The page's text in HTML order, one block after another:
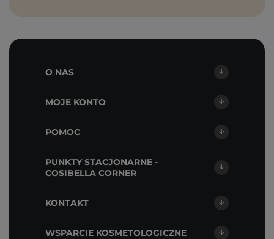
O NAS
MOJE KONTO
POMOC
PUNKTY STACJONARNE -
COSIBELLA CORNER
KONTAKT
WSPARCIE KOSMETOLOGICZNE